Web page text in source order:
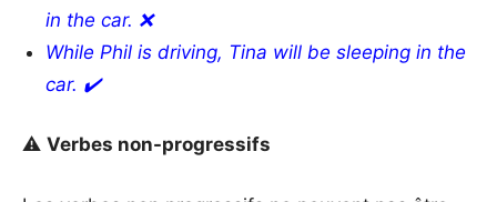
in the car. ❌
While Phil is driving, Tina will be sleeping in the
car. ✔️
⚠️ Verbes non-progressifs